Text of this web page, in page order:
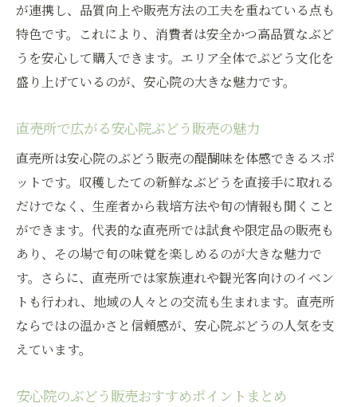
が連携し、品質向上や販売方法の工夫を重ねている点も
特色です。これにより、消費者は安全かつ高品質なぶど
うを安心して購入できます。エリア全体でぶどう文化を
盛り上げているのが、安心院の大きな魅力です。
直売所で広がる安心院ぶどう販売の魅力
直売所は安心院のぶどう販売の醍醐味を体感できるスポ
ットです。収穫したての新鮮なぶどうを直接手に取れる
だけでなく、生産者から栽培方法や旬の情報も聞くこと
ができます。代表的な直売所では試食や限定品の販売も
あり、その場で旬の味覚を楽しめるのが大きな魅力で
す。さらに、直売所では家族連れや観光客向けのイベン
トも行われ、地域の人々との交流も生まれます。直売所
ならではの温かさと信頼感が、安心院ぶどうの人気を支
えています。
安心院のぶどう販売おすすめポイントまとめ